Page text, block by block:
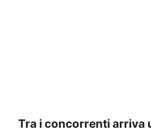
Tra i concorrenti arriva